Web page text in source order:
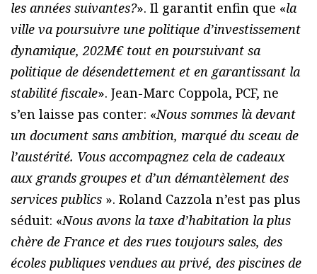
les années suivantes?». Il garantit enfin que «la
ville va poursuivre une politique d’investissement
dynamique, 202M€ tout en poursuivant sa
politique de désendettement et en garantissant la
stabilité fiscale». Jean-Marc Coppola, PCF, ne
s’en laisse pas conter: «Nous sommes là devant
un document sans ambition, marqué du sceau de
l’austérité. Vous accompagnez cela de cadeaux
aux grands groupes et d’un démantèlement des
services publics ». Roland Cazzola n’est pas plus
séduit: «Nous avons la taxe d’habitation la plus
chère de France et des rues toujours sales, des
écoles publiques vendues au privé, des piscines de